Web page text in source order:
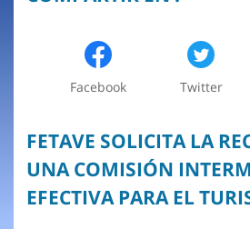
Facebook Twitter
FETAVE SOLICITA LA
UNA COMISIÓN
EFECTIVA PARA EL